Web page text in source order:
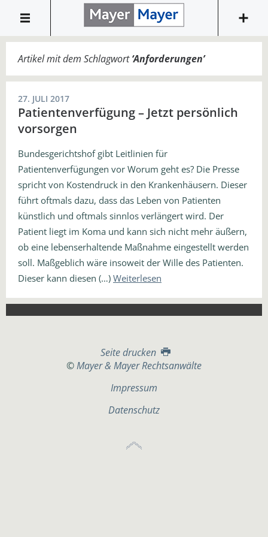
Artikel mit dem Schlagwort‘Anforderungen’
27. JULI 2017
Patientenverfügung – Jetzt persönlich
vorsorgen
Bundesgerichtshof gibt Leitlinien für
Patientenverfügungen vor Worum geht es? Die Presse
spricht von Kostendruck in den Krankenhäusern. Dieser
führt oftmals dazu, dass das Leben von Patienten
künstlich und oftmals sinnlos verlängert wird. Der
Patient liegt im Koma und kann sich nicht mehr äußern,
ob eine lebenserhaltende Maßnahme eingestellt werden
soll. Maßgeblich wäre insoweit der Wille des Patienten.
Dieser kann diesen (…) Weiterlesen
Seite drucken
©Mayer & Mayer Rechtsanwälte
Impressum
Datenschutz